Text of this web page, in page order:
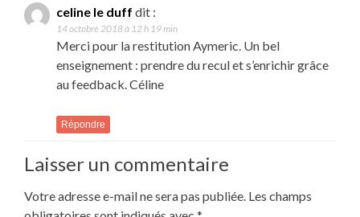
celine le duff dit :
14 octobre 2018 à 12 h 19 min
Merci pour la restitution Aymeric. Un bel
enseignement : prendre du recul et s’enrichir grâce
au feedback. Céline
Répondre
Laisser un commentaire
Votre adresse e-mail ne sera pas publiée. Les champs